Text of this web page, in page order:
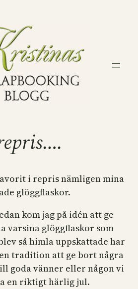
i repris nämligen mina
glöggflaskor.
kom jag på idén att ge
varsina glöggflaskor som
så himla uppskattade har
tradition att ge bort några
goda vänner eller någon vi
en riktigt härlig jul.